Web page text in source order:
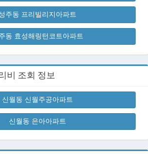
주동 프리빌리지아파트
동 효성해링턴코트아파트
비 조회 정보
신월동 신월주공아파트
신월동 은아아파트